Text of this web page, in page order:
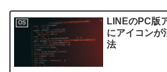
OS
LINEのPC版
にアイコンが
法